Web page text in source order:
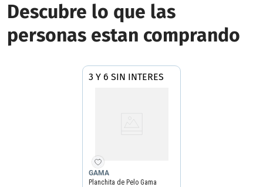
Descubre lo que las
personas estan comprando
3 Y 6 SIN INTERES
GAMA
Planchita de Pelo Gama